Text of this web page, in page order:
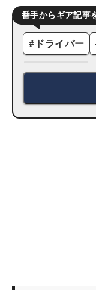
番手からギア記事
# ドライバー